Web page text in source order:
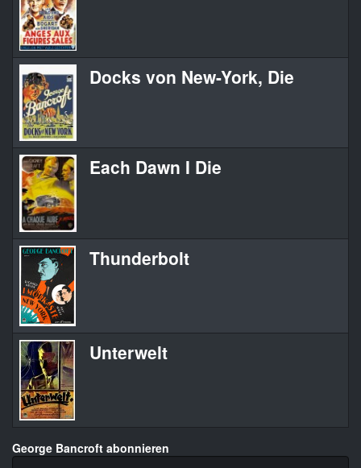
Docks von New-York, Die
Each Dawn I Die
Thunderbolt
Unterwelt
George Bancroft abonnieren